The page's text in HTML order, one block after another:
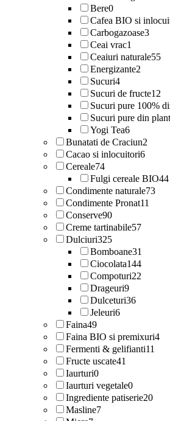
Bere0
Cafea BIO si
Carbogazoase3
Ceai vrac1
Ceaiuri naturale55
Energizante2
Sucuri4
Sucuri de fructe12
Sucuri pure 100%
Sucuri pure din
Yogi Tea6
Bunatati de Craciun2
Cacao si inlocuitori6
Cereale74
Fulgi cereale BIO44
Condimente naturale73
Condimente Pronat11
Conserve90
Creme tartinabile57
Dulciuri325
Bomboane31
Ciocolata144
Compoturi22
Drageuri9
Dulceturi36
Jeleuri6
Faina49
Faina BIO si premixuri4
Fermenti & gelifianti11
Fructe uscate41
Iaurturi0
Iaurturi vegetale0
Ingrediente patiserie20
Masline7